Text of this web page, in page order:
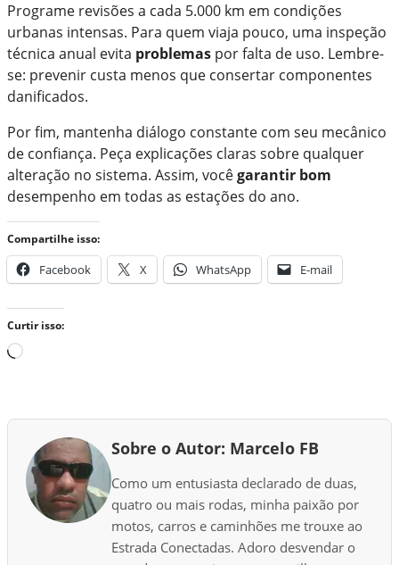
Programe revisões a cada 5.000 km em condições
urbanas intensas. Para quem viaja pouco, uma inspeção
técnica anual evita problemas por falta de uso. Lembre-
se: prevenir custa menos que consertar componentes
danificados.
Por fim, mantenha diálogo constante com seu mecânico
de confiança. Peça explicações claras sobre qualquer
alteração no sistema. Assim, vocêgarantir bom
desempenho em todas as estações do ano.
Compartilhe isso:
Facebook X WhatsApp E-mail
Curtir isso:
C
r
g
a
n
Sobre o Autor: Marcelo FB
Como um entusiasta declarado de duas,
quatro ou mais rodas, minha paixão por
motos, carros e caminhões me trouxe ao
Estrada Conectadas. Adoro desvendar o